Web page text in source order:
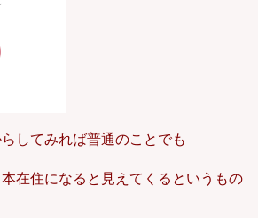
してみれば普通のことでも
在住になると見えてくるというもの